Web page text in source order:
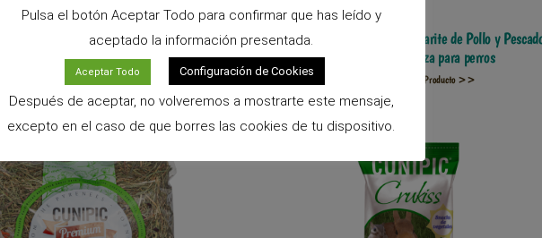
Vet Line Intestinal para Conejos 1.4kg
Ver Producto >>
Alimento Húmedo ERA Sybarite de Pollo y
Calabaza para perros
Ver Producto >>
Pulsa el botón Aceptar Todo para confirmar que has leído y
aceptado la información presentada.
Aceptar Todo Configuración de Cookies
Después de aceptar, no volveremos a mostrarte este mensaje,
excepto en el caso de que borres las cookies de tu dispositivo.